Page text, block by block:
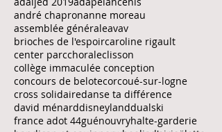
adaijed 1994adaijed 2003adaijed 2006
adaijed 2007adaijed 2008
adaijed 2010adaijed 2011adaijed 2012
adaijed 2013adaijed 2014 adaijed 2015
adaijed 2016adaijed 2017adaijed 2018
adaijed 2019 adapeiancenis
andré chapronanne moreau
assemblée généraleavav
brioches de l'espoircaroline rigault